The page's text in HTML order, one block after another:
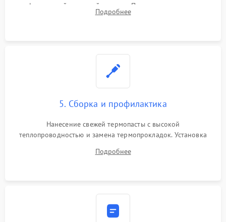
инфракрасной паяльной станции. Прошивка микросхемы
BIOS или замена поврежденных портов USB
Подробнее
5. Сборка и профилактика
Нанесение свежей термопасты с высокой
теплопроводностью и замена термопрокладок. Установка
шлейфов, модулей памяти и накопителей. Предварительная
Подробнее